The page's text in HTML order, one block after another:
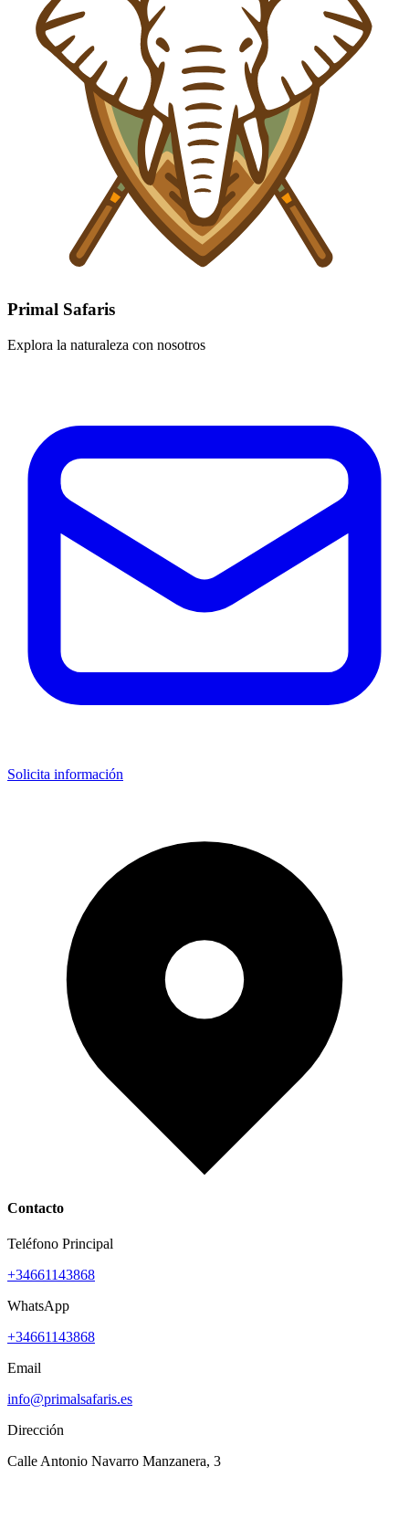
Primal Safaris
Explora la naturaleza con nosotros
Solicita información
Contacto
Teléfono Principal
+34661143868
WhatsApp
+34661143868
Email
info@primalsafaris.es
Dirección
Calle Antonio Navarro Manzanera, 3